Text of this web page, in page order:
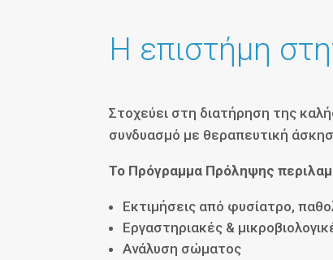
H επιστήμη
Στοχεύει στη διατήρηση της
συνδυασμό με θεραπευτική
Το Πρόγραμμα Πρόληψης
Εκτιμήσεις από φυσίατρο,
Εργαστηριακές &
Ανάλυση σώματος